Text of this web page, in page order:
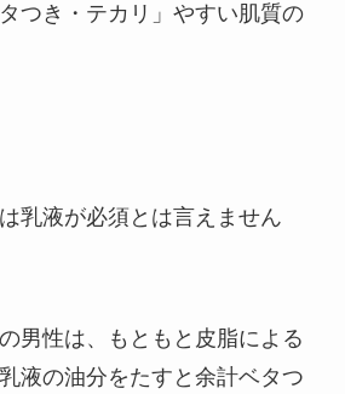
つき・テカリ」やすい肌質の
乳液が必須とは言えません
男性は、もともと皮脂による
乳液の油分をたすと余計ベタつ